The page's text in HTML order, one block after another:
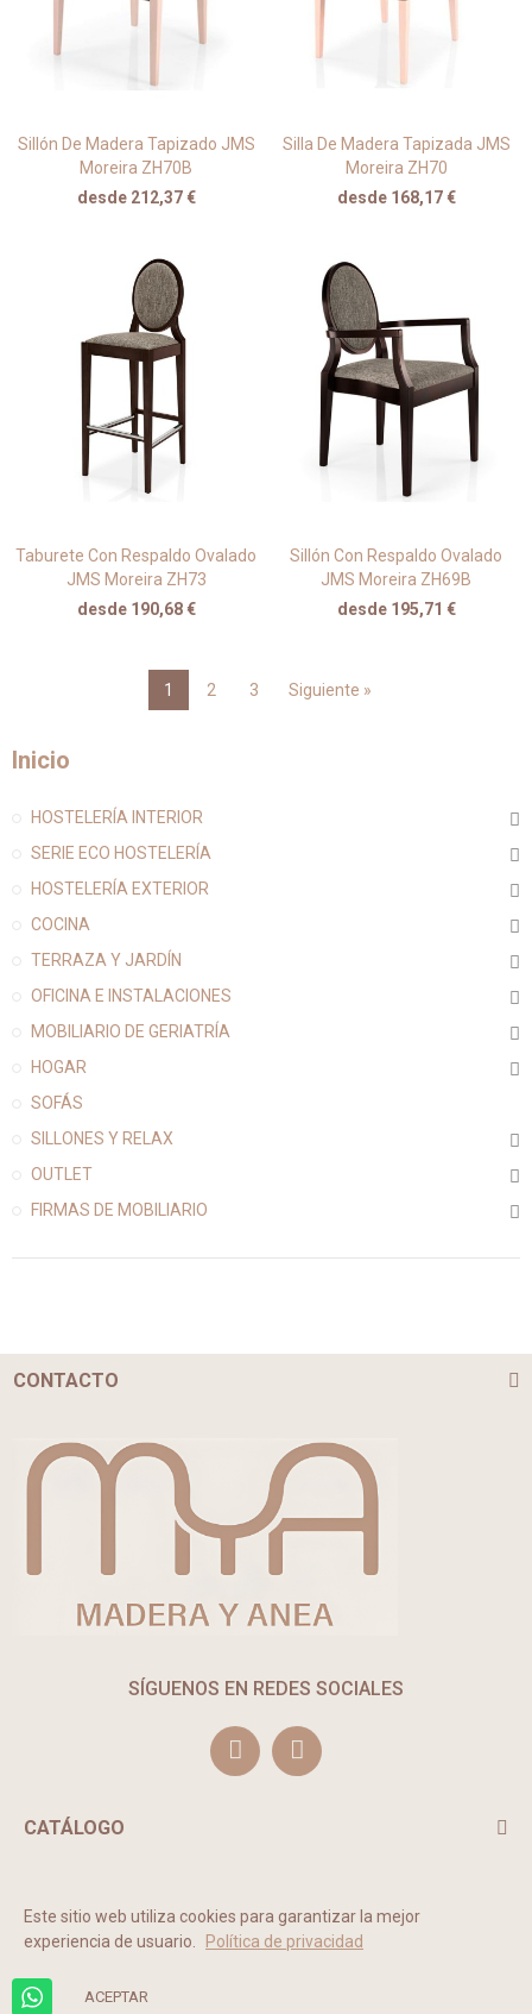
Sillón De Madera Tapizado JMS
Moreira ZH70B
desde 212,37 €
Silla De Madera Tapizada JMS
Moreira ZH70
desde 168,17 €
Taburete Con Respaldo Ovalado
JMS Moreira ZH73
desde 190,68 €
Sillón Con Respaldo Ovalado
JMS Moreira ZH69B
desde 195,71 €
1 2 3 Siguiente »
Inicio
HOSTELERÍA INTERIOR
SERIE ECO HOSTELERÍA
HOSTELERÍA EXTERIOR
COCINA
TERRAZA Y JARDÍN
OFICINA E INSTALACIONES
MOBILIARIO DE GERIATRÍA
HOGAR
SOFÁS
SILLONES Y RELAX
OUTLET
FIRMAS DE MOBILIARIO
CONTACTO
SÍGUENOS EN REDES SOCIALES
CATÁLOGO
Este sitio web utiliza cookies para garantizar la mejor
experiencia de usuario.
Política de privacidad
ACEPTAR